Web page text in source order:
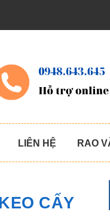
LIÊN HỆ RAO
CẤY